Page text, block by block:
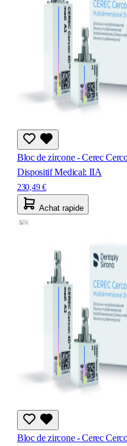
Bloc de zircone - Cerec
Dispositif Medical: IIA
230,49 €
Achat rapide
Bloc de zircone - Cerec